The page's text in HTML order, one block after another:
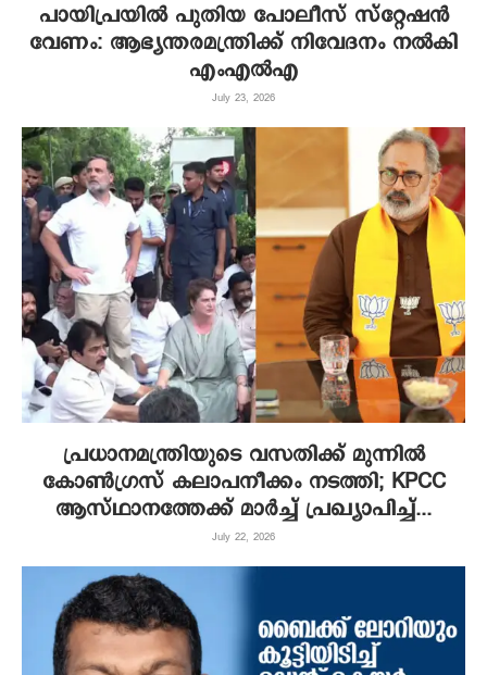
പായിപ്രയിൽ പുതിയ പോലീസ് സ്റ്റേഷൻ
വേണം: ആഭ്യന്തരമന്ത്രിക്ക് നിവേദനം നൽകി
എംഎൽഎ
July 23, 2026
പ്രധാനമന്ത്രിയുടെ വസതിക്ക് മുന്നിൽ
കോൺഗ്രസ് കലാപനീക്കം നടത്തി; KPCC
ആസ്ഥാനത്തേക്ക് മാർച്ച് പ്രഖ്യാപിച്ച്...
July 22, 2026